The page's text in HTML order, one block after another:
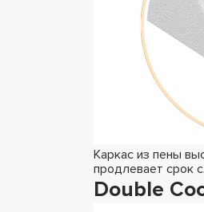
Каркас из пены
продлевает срок
Double